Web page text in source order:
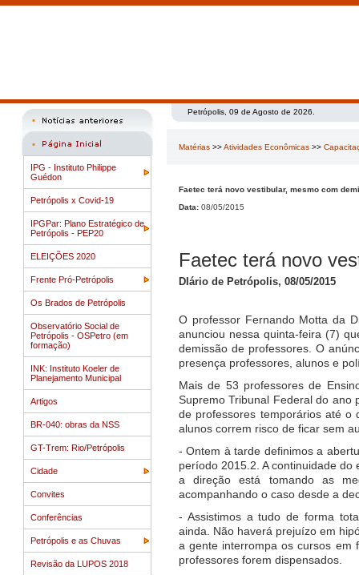
IPG - Instituto Philippe
Guédon
Petrópolis x Covid-19
IPGPar: Plano Estratégico de
Petrópolis - PEP20
ELEIÇÕES 2020
Frente Pró-Petrópolis
Os Brados de Petrópolis
Observatório Social de
Petrópolis - OSPetro (em
formação)
INK: Instituto Koeler de
Planejamento Municipal
Artigos
BR-040: obras da NSS
GT-Trem: Rio/Petrópolis
Cidade
Convites
Conferências
Petrópolis e as Chuvas
Revisão da LUPOS 2018
Petrópolis, 09 de Agosto de 2026.
Matérias >>Atividades Econômicas >>
Faetec terá novo vestibular, mesmo com
Data: 08/05/2015
Faetec terá novo
DIário de Petrópolis, 08/05/2015
O professor Fernando Motta da
anunciou nessa quinta-feira (7)
demissão de professores. O
presença professores, alunos e
Mais de 53 professores de
Supremo Tribunal Federal do ano
de professores temporários até
alunos correm risco de ficar sem
- Ontem à tarde definimos a
período 2015.2. A continuidade
a direção está tomando as
acompanhando o caso desde a
- Assistimos a tudo de forma
ainda. Não haverá prejuízo em
a gente interrompa os cursos em
professores forem dispensados.